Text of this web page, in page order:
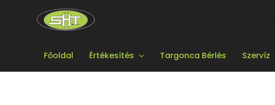
Főoldal Értékesítés Targonca Bérlés Szervíz